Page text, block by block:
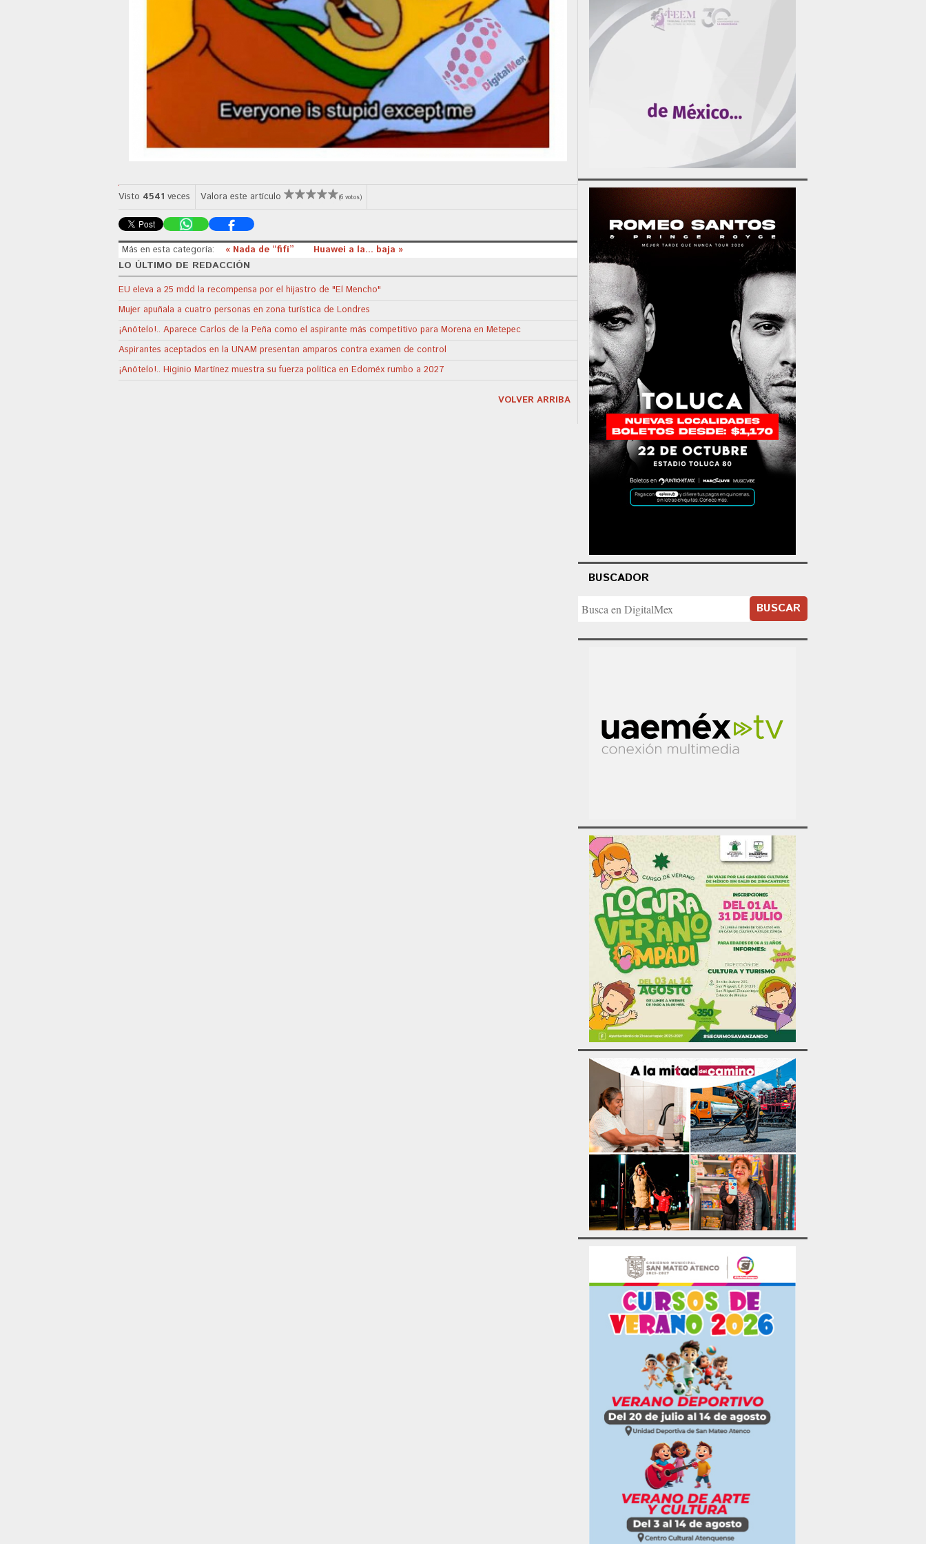
Visto 4541 veces Valora este artículo (6 votos)
Más en esta categoría: « Nada de “fifí” Huawei a la... baja »
LO ÚLTIMO DE REDACCIÓN
EU eleva a 25 mdd la recompensa por el hijastro de "El Mencho"
Mujer apuñala a cuatro personas en zona turística de Londres
¡Anótelo!.. Aparece Carlos de la Peña como el aspirante más competitivo para Morena en Metepec
Aspirantes aceptados en la UNAM presentan amparos contra examen de control
¡Anótelo!.. Higinio Martínez muestra su fuerza política en Edoméx rumbo a 2027
VOLVER ARRIBA
BUSCADOR
BUSCAR